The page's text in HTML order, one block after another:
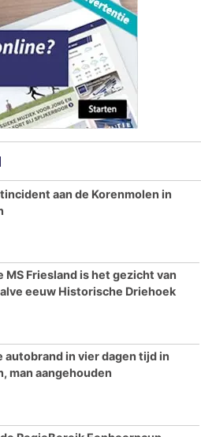
aan de Korenmolen in
MS Friesland is het gezicht van
eeuw Historische Driehoek
autobrand in vier dagen tijd in
man aangehouden